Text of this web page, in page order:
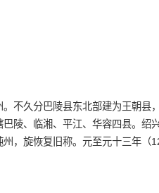
久分巴陵县东北部建为王朝县
陵、临湘、平江、华容四县。绍
，旋恢复旧称。元至元十三年（